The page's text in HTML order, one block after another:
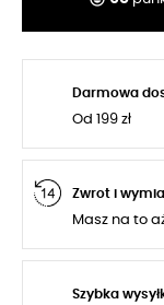
Darmowa
Od 199 zł
Zwrot i
Masz na to
Szybka